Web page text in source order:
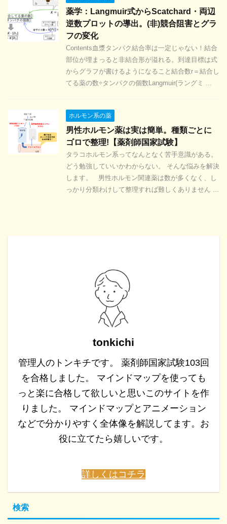
薬学：Langmuir式からScatchard・両辺
逆数プロットの導出。(非)競合阻害とグラ
フの変化
Contents血漿タンパク結合率は一定じゃない！結合
部位が埋まっると非結合形が溢れる。到達目標は式
からグラフが書けるようになること結合数r＝結合し
てる薬の数÷タンパクの個数Langmuir(ラングミ ...
ホルモン系の薬
男性ホルモン薬は実は簡単。種類ごとに
ゴロで整理!【薬剤師国家試験】
タラコホルモン系ってなんとなく苦手意識がある。
どう勉強していいかわからない。 そんな悩みを解決
します。 男性ホルモン関連薬は数が多くなく、し
っかり分類わけして整理すれば難しくありません ...
tonkichi
管理人のトンキチです。 薬剤師国家試験103回
を合格しました。 マインドマップを使っても
っと楽に合格して欲しいと思いこのサイトを作
りました。 マインドマップとアニメーション
などで分かりやすく全体像を解説してます。お
役に立てたら嬉しいです。
詳しくはコチラ
検索